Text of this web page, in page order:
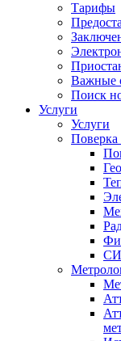
Тарифы
Важные
Поиск
Услуги
Услуги
Поверка
СИ